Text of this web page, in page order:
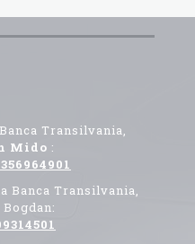
Transilvania,
Mido :
Banca Transilvania,